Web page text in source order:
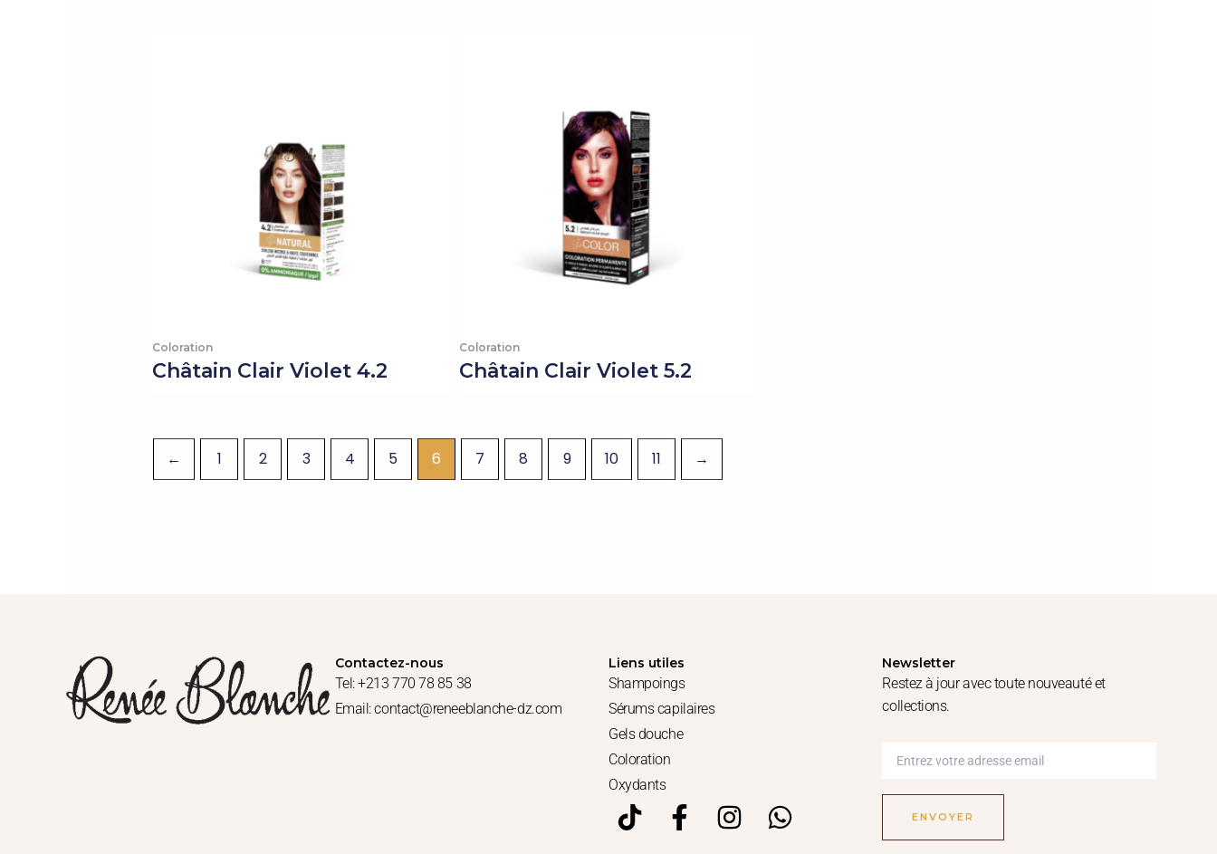
Coloration
Châtain Clair Violet 4.2
Coloration
Châtain Clair Violet 5.2
← 1 2 3 4 5 6 7 8 9 10 11 →
Contactez-nous
Tel: +213 770 78 85 38
Email: contact@reneeblanche-dz.com
Liens utiles
Shampoings
Sérums capilaires
Gels douche
Coloration
Oxydants
T
i
F
a
I
n
W
h
Newsletter
Restez à jour avec toute nouveauté et
collections.